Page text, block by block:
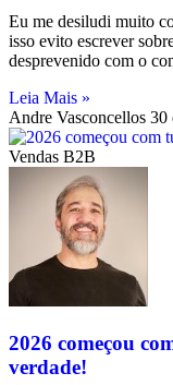
Eu me desiludi muito
isso evito escrever
desprevenido com o
Leia Mais »
Andre Vasconcellos 30
Vendas B2B
2026 começou
verdade!